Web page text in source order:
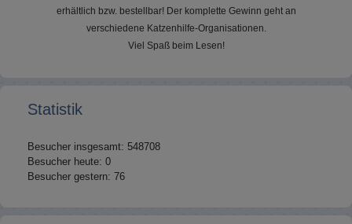
erhältlich bzw. bestellbar! Der komplette Gewinn geht an
verschiedene Katzenhilfe-Organisationen.
Viel Spaß beim Lesen!
Statistik
Besucher insgesamt: 548708
Besucher heute: 0
Besucher gestern: 76